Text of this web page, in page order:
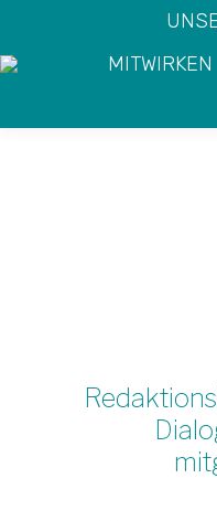
MITWIRKEN